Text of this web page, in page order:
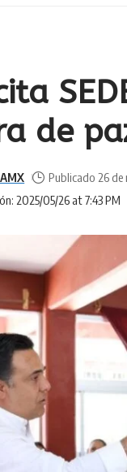
de
2025/05/26 at 7:43 PM
Publicado 26 de